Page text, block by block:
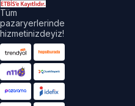
Tüm
pazaryerlerinde
hizmetinizdeyiz!